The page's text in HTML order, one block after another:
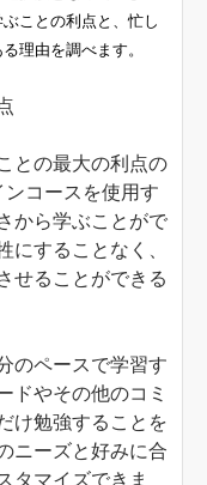
ことの利点と、忙し
理由を調べます。
との最大の利点の
コースを使用す
から学ぶことがで
することなく、
せることができる
のペースで学習す
ドやその他のコミ
け勉強することを
ニーズと好みに合
タマイズできま